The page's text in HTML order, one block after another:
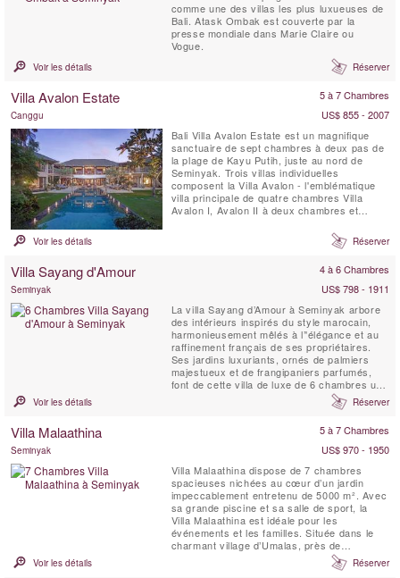
comme une des villas les plus luxueuses de
Bali. Atask Ombak est couverte par la
presse mondiale dans Marie Claire ou
Vogue.
Voir les détails Réserver
Villa Avalon Estate 5 à 7 Chambres
Canggu
US$ 855 - 2007
Bali Villa Avalon Estate est un magnifique
sanctuaire de sept chambres à deux pas de
la plage de Kayu Putih, juste au nord de
Seminyak. Trois villas individuelles
composent la Villa Avalon - l'emblématique
villa principale de quatre chambres Villa
Avalon I, Avalon II à deux chambres et
dans de magnifiques jardins paysagers avec
piscine privée.La villa est à seulement trois
Voir les détails Réserver
Villa Sayang d'Amour 4 à 6 Chambres
Seminyak
US$ 798 - 1911
La villa Sayang d’Amour à Seminyak arbore
des intérieurs inspirés du style marocain,
harmonieusement mêlés à l’'élégance et au
raffinement français de ses propriétaires.
Ses jardins luxuriants, ornés de palmiers
majestueux et de frangipaniers parfumés,
font de cette villa de luxe de 6 chambres un
véritable joyau balinais. Séjourner à la Villa
Sayang d’Amour, c’est plonger dans un conte
Voir les détails Réserver
Villa Malaathina 5 à 7 Chambres
Seminyak
US$ 970 - 1950
Villa Malaathina dispose de 7 chambres
spacieuses nichées au cœur d’un jardin
impeccablement entretenu de 5000 m². Avec
sa grande piscine et sa salle de sport, la
Villa Malaathina est idéale pour les
événements et les familles. Située dans le
charmant village d’Umalas, près de
Seminyak, cette luxueuse villa vous invite à
vivre comme des rois dans un cadre serein
Voir les détails Réserver